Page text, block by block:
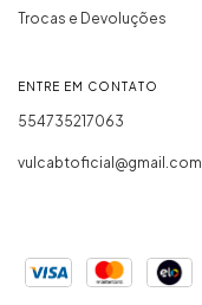
Trocas e Devoluções
ENTRE EM CONTATO
554735217063
vulcabtoficial@gmail.com